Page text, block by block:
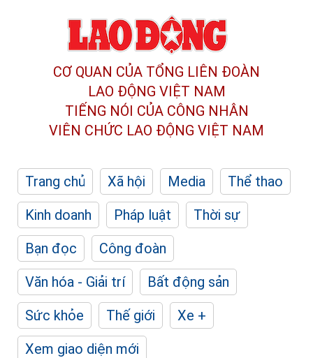
CƠ QUAN CỦA TỔNG LIÊN ĐOÀN
LAO ĐỘNG VIỆT NAM
TIẾNG NÓI CỦA CÔNG NHÂN
VIÊN CHỨC LAO ĐỘNG VIỆT NAM
Trang chủ Xã hội Media
Thể thao
Kinh doanh
Pháp luật
Thời sự
Bạn đọc
Công đoàn
Văn hóa - Giải trí
Bất động sản
Sức khỏe
Thế giới
Xe +
Xem giao diện mới